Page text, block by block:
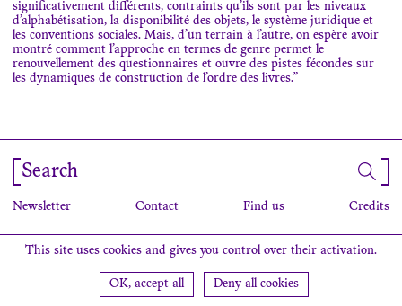
significativement différents, contraints qu’ils sont par les niveaux
d’alphabétisation, la disponibilité des objets, le système juridique et
les conventions sociales. Mais, d’un terrain à l’autre, on espère avoir
montré comment l’approche en termes de genre permet le
renouvellement des questionnaires et ouvre des pistes fécondes sur
les dynamiques de construction de l’ordre des livres.”
Search
Newsletter Contact Find us Credits
This site uses cookies and gives you control over their activation.
OK, accept all Deny all cookies